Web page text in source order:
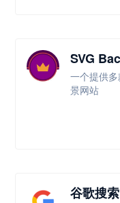
SVG
一个提供
景网站
谷歌搜